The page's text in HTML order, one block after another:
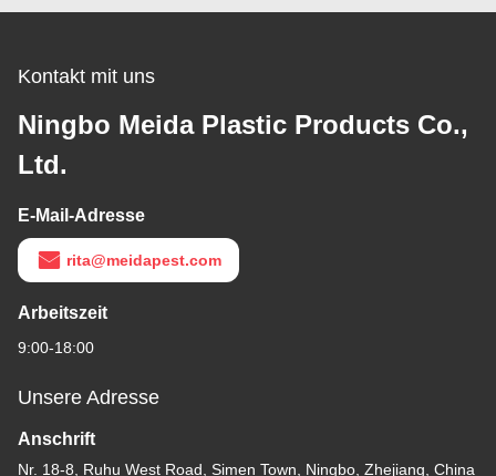
Kontakt mit uns
Ningbo Meida Plastic Products Co.,
Ltd.
E-Mail-Adresse
rita@meidapest.com
Arbeitszeit
9:00-18:00
Unsere Adresse
Anschrift
Nr. 18-8, Ruhu West Road, Simen Town, Ningbo, Zhejiang, China